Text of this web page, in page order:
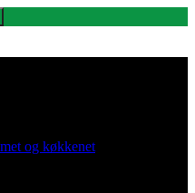
og køkkenet